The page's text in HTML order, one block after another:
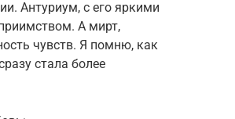
Антуриум, с его яркими
А мирт,
чувств. Я помню, как
стала более